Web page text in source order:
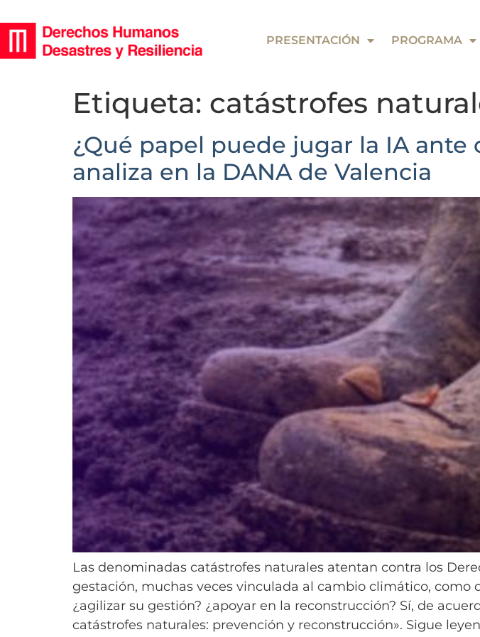
PRESENTACIÓN PROGRAMA
Etiqueta: catástrofes
¿Qué papel puede jugar la IA ante
analiza en la DANA de Valencia
Las denominadas catástrofes naturales atentan contra los
gestación, muchas veces vinculada al cambio climático, como
¿agilizar su gestión? ¿apoyar en la reconstrucción? Sí, de
catástrofes naturales: prevención y reconstrucción». Sigue